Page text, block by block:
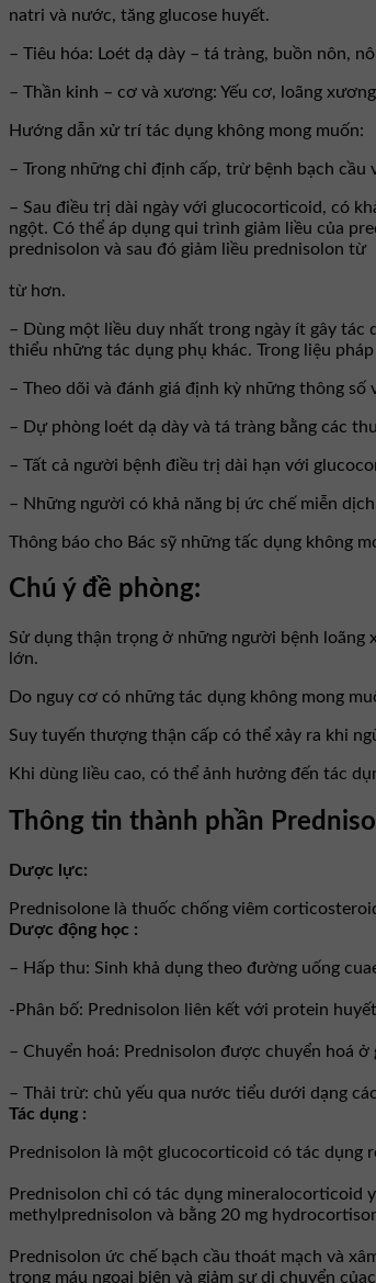
natri và nước, tăng glucose huyết.
– Tiêu hóa: Loét dạ dày – tá tràng, buồn nôn,
– Thần kinh – cơ và xương: Yếu cơ, loãng
Hướng dẫn xử trí tác dụng không mong muốn:
– Trong những chỉ định cấp, trừ bệnh bạch
– Sau điều trị dài ngày với glucocorticoid, có
ngột. Có thể áp dụng qui trình giảm liều của
prednisolon và sau đó giảm liều prednisolon từ
từ hơn.
– Dùng một liều duy nhất trong ngày ít gây tác
thiểu những tác dụng phụ khác. Trong liệu
– Theo dõi và đánh giá định kỳ những thông
– Dự phòng loét dạ dày và tá tràng bằng các
– Tất cả người bệnh điều trị dài hạn với
– Những người có khả năng bị ức chế miễn
Thông báo cho Bác sỹ những tấc dụng không
Chú ý đề phòng:
Sử dụng thận trọng ở những người bệnh loãng
lớn.
Do nguy cơ có những tác dụng không mong
Suy tuyến thượng thận cấp có thể xảy ra khi
Khi dùng liều cao, có thể ảnh hưởng đến tác
Thông tin thành phần
Dược lực:
Prednisolone là thuốc chống viêm
Dược động học :
– Hấp thu: Sinh khả dụng theo đường uống
-Phân bố: Prednisolon liên kết với protein
– Chuyển hoá: Prednisolon được chuyển hoá
– Thải trừ: chủ yếu qua nước tiểu dưới dạng
Tác dụng :
Prednisolon là một glucocorticoid có tác dụng
Prednisolon chỉ có tác dụng mineralocorticoid
methylprednisolon và bằng 20 mg
Prednisolon ức chế bạch cầu thoát mạch và
trong máu ngoại biên và giảm sự di chuyển